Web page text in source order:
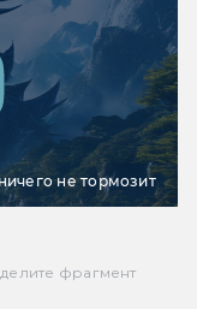
не тормозит
фрагмент